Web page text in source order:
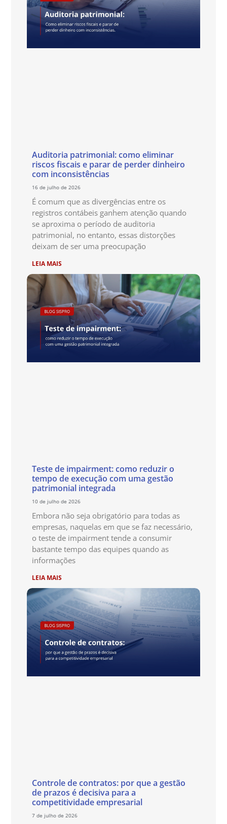
Auditoria patrimonial: como eliminar
riscos fiscais e parar de perder dinheiro
com inconsistências
16 de julho de 2026
É comum que as divergências entre os
registros contábeis ganhem atenção quando
se aproxima o período de auditoria
patrimonial, no entanto, essas distorções
deixam de ser uma preocupação
LEIA MAIS
Teste de impairment: como reduzir o
tempo de execução com uma gestão
patrimonial integrada
10 de julho de 2026
Embora não seja obrigatório para todas as
empresas, naquelas em que se faz necessário,
o teste de impairment tende a consumir
bastante tempo das equipes quando as
informações
LEIA MAIS
Controle de contratos: por que a gestão
de prazos é decisiva para a
competitividade empresarial
7 de julho de 2026